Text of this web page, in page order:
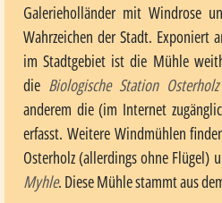
Galerieholländer mit Windrose
Wahrzeichen der Stadt. Exponiert
im Stadtgebiet ist die Mühle
die Biologische Station
anderem die (im Internet
erfasst. Weitere Windmühlen
Osterholz (allerdings ohne Flügel)
Myhle. Diese Mühle stammt aus